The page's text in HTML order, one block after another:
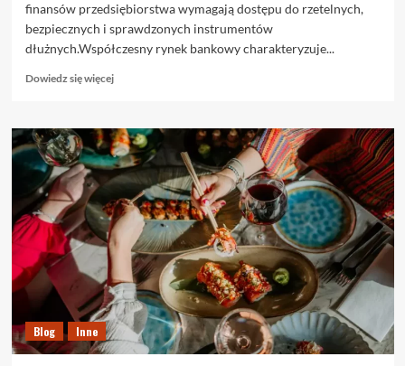
finansów przedsiębiorstwa wymagają dostępu do rzetelnych,
bezpiecznych i sprawdzonych instrumentów
dłużnych.Współczesny rynek bankowy charakteryzuje...
Dowiedz się więcejDowiedz
o
Pełna
oferta
doradztwa
finansowego:
Kompleksowe
rozwiązania
kredytowe
dopasowane
do
Twoich
potrzeb
Blog Inne